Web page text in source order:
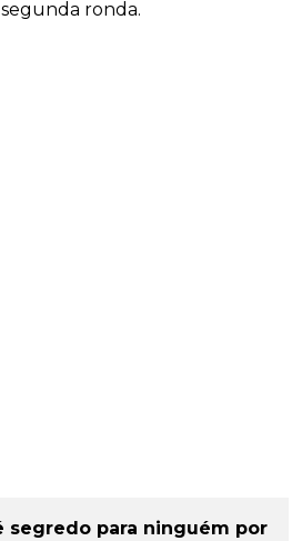
ronda.
segredo para ninguém por